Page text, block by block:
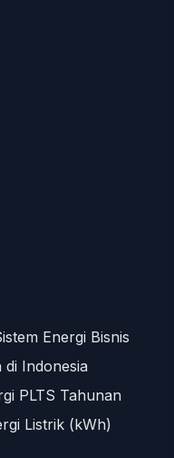
Energi Bisnis
Indonesia
PLTS Tahunan
Listrik (kWh)